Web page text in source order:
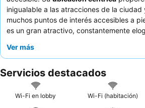
inigualable a las atracciones de la ciudad
muchos puntos de interés accesibles a
es un gran atractivo, constantemente
constantemente al
pasteles. Para una experiencia más
una habitación que no dé a la calle
Ver más
Servicios destacados
Wi-Fi en lobby Wi-Fi (habitación)